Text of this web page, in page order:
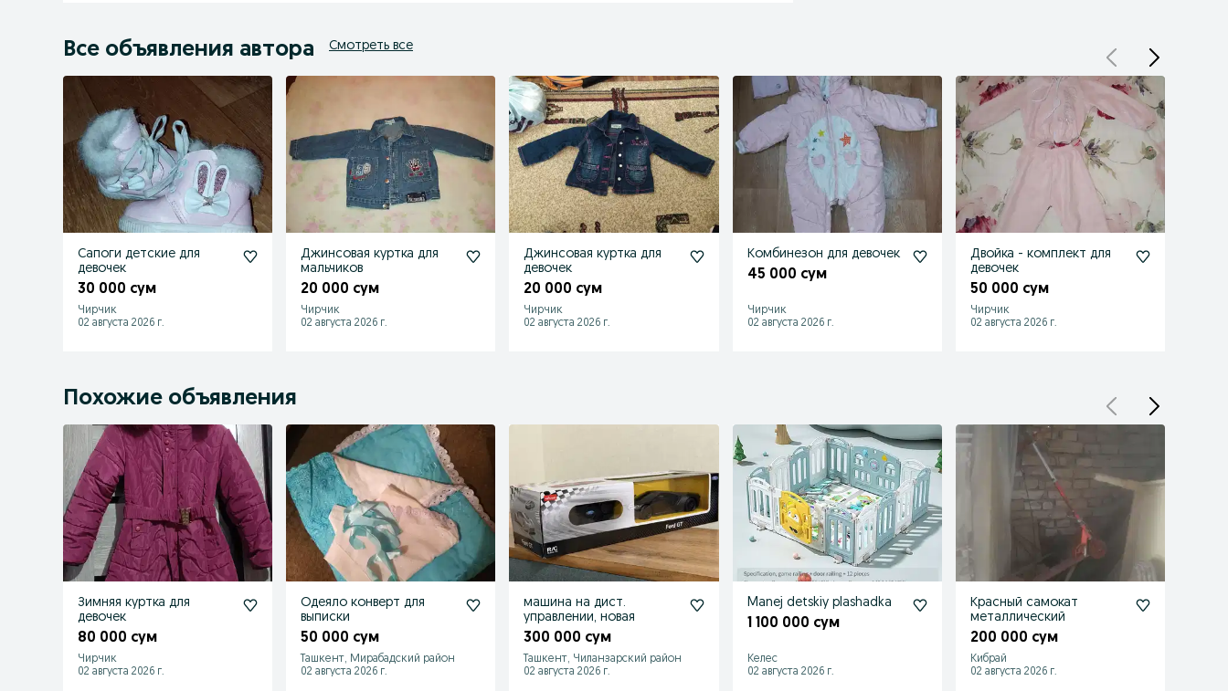
Все объявления автора Смотреть все
Сапоги детские для
девочек
30 000 сум
Чирчик
02 августа 2026 г.
Джинсовая куртка для
мальчиков
20 000 сум
Чирчик
02 августа 2026 г.
Джинсовая куртка для
девочек
20 000 сум
Чирчик
02 августа 2026 г.
Комбинезон для девочек
45 000 сум
Чирчик
02 августа 2026 г.
Двойка - комплект для
девочек
50 000 сум
Чирчик
02 августа 2026 г.
Похожие объявления
Зимняя куртка для
девочек
80 000 сум
Чирчик
02 августа 2026 г.
Одеяло конверт для
выписки
50 000 сум
Ташкент, Мирабадский район
02 августа 2026 г.
машина на дист.
управлении, новая
300 000 сум
Ташкент, Чиланзарский район
02 августа 2026 г.
Manej detskiy plashadka
1 100 000 сум
Келес
02 августа 2026 г.
Красный самокат
металлический
200 000 сум
Кибрай
02 августа 2026 г.